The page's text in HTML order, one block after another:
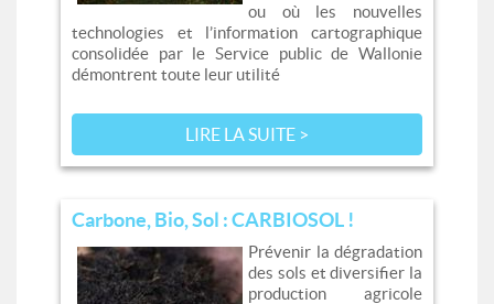
ou où les nouvelles
technologies et l’information cartographique
consolidée par le Service public de Wallonie
démontrent toute leur utilité
LIRE LA SUITE >
Carbone, Bio, Sol : CARBIOSOL !
Prévenir la dégradation
des sols et diversifier la
production agricole